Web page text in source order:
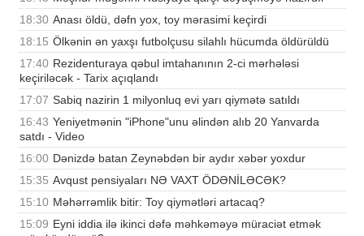
18:30 Anası öldü, dəfn yox, toy mərasimi keçirdi
18:15 Ölkənin ən yaxşı futbolçusu silahlı hücumda öldürüldü
17:40 Rezidenturaya qəbul imtahanının 2-ci mərhələsi
keçiriləcək - Tarix açıqlandı
17:07 Sabiq nazirin 1 milyonluq evi yarı qiymətə satıldı
16:43 Yeniyetmənin "iPhone"unu əlindən alıb 20 Yanvarda
satdı - Video
16:00 Dənizdə batan Zeynəbdən bir aydır xəbər yoxdur
15:35 Avqust pensiyaları NƏ VAXT ÖDƏNİLƏCƏK?
15:10 Məhərrəmlik bitir: Toy qiymətləri artacaq?
15:09 Eyni iddia ilə ikinci dəfə məhkəməyə müraciət etmək